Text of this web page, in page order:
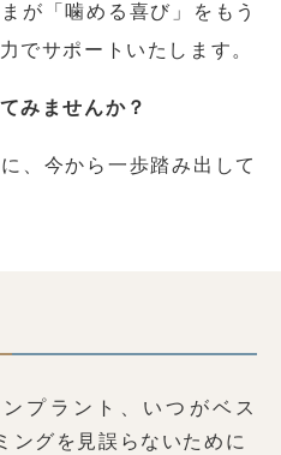
が「噛める喜び」をもう
でサポートいたします。
みませんか？
、今から一歩踏み出して
プラント、いつがベス
ングを見誤らないために